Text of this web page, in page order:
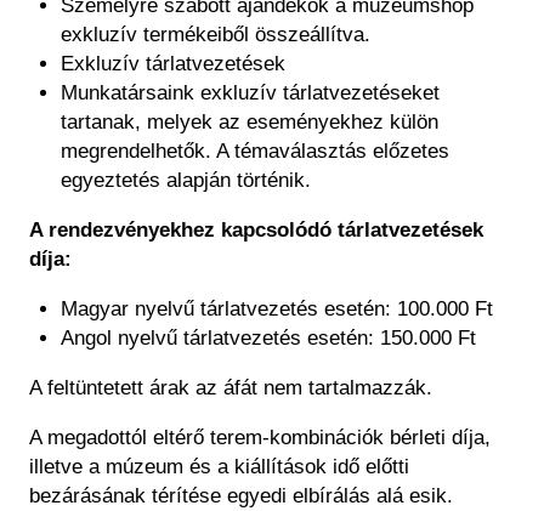
Szemelyre szabott ajándékok a múzeumshop
exkluzív termékeiből összeállítva.
Exkluzív tárlatvezetések
Munkatársaink exkluzív tárlatvezetéseket
tartanak, melyek az eseményekhez külön
megrendelhetők. A témaválasztás előzetes
egyeztetés alapján történik.
A rendezvényekhez kapcsolódó tárlatvezetések
díja:
Magyar nyelvű tárlatvezetés esetén: 100.000 Ft
Angol nyelvű tárlatvezetés esetén: 150.000 Ft
A feltüntetett árak az áfát nem tartalmazzák.
A megadottól eltérő terem-kombinációk bérleti díja,
illetve a múzeum és a kiállítások idő előtti
bezárásának térítése egyedi elbírálás alá esik.